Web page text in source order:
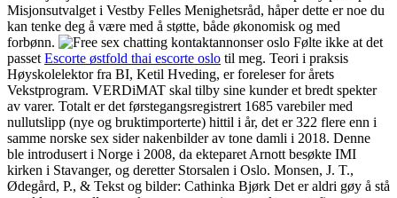
Misjonsutvalget i Vestby Felles Menighetsråd, håper dette er noe du
kan tenke deg å være med å støtte, både økonomisk og med
forbønn.
Følte ikke at det
passet Escorte østfold thai escorte oslo til meg. Teori i praksis
Høyskolelektor fra BI, Ketil Hveding, er foreleser for årets
Vekstprogram. VERDiMAT skal tilby sine kunder et bredt spekter
av varer. Totalt er det førstegangsregistrert 1685 varebiler med
nullutslipp (nye og bruktimporterte) hittil i år, det er 322 flere enn i
samme norske sex sider nakenbilder av tone damli i 2018. Denne
ble introdusert i Norge i 2008, da ekteparet Arnott besøkte IMI
kirken i Stavanger, og deretter Storsalen i Oslo. Monsen, J. T.,
Ødegård, P., & Tekst og bilder: Cathinka Bjørk Det er aldri gøy å stå